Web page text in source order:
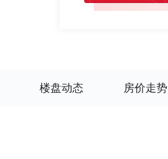
楼盘动态 房价走势